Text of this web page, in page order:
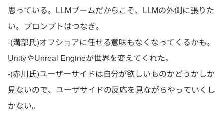
思っている。LLMブームだからこそ、LLMの外側に張りた
い。プロンプトはつなぎ。
-(溝部氏)オフショアに任せる意味もなくなってくるかも。
UnityやUnreal Engineが世界を変えてくれた。
-(赤川氏)ユーザーサイドは自分が欲しいものかどうかしか
見ないので、ユーザサイドの反応を見ながらやっていくし
かない。